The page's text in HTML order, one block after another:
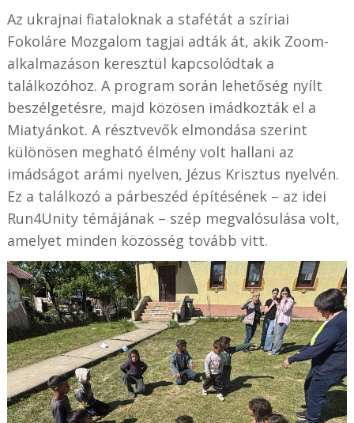
Az ukrajnai fiataloknak a stafétát a szíriai
Fokoláre Mozgalom tagjai adták át, akik Zoom-
alkalmazáson keresztül kapcsolódtak a
találkozóhoz. A program során lehetőség nyílt
beszélgetésre, majd közösen imádkozták el a
Miatyánkot. A résztvevők elmondása szerint
különösen megható élmény volt hallani az
imádságot arámi nyelven, Jézus Krisztus nyelvén.
Ez a találkozó a párbeszéd építésének – az idei
Run4Unity témájának – szép megvalósulása volt,
amelyet minden közösség tovább vitt.